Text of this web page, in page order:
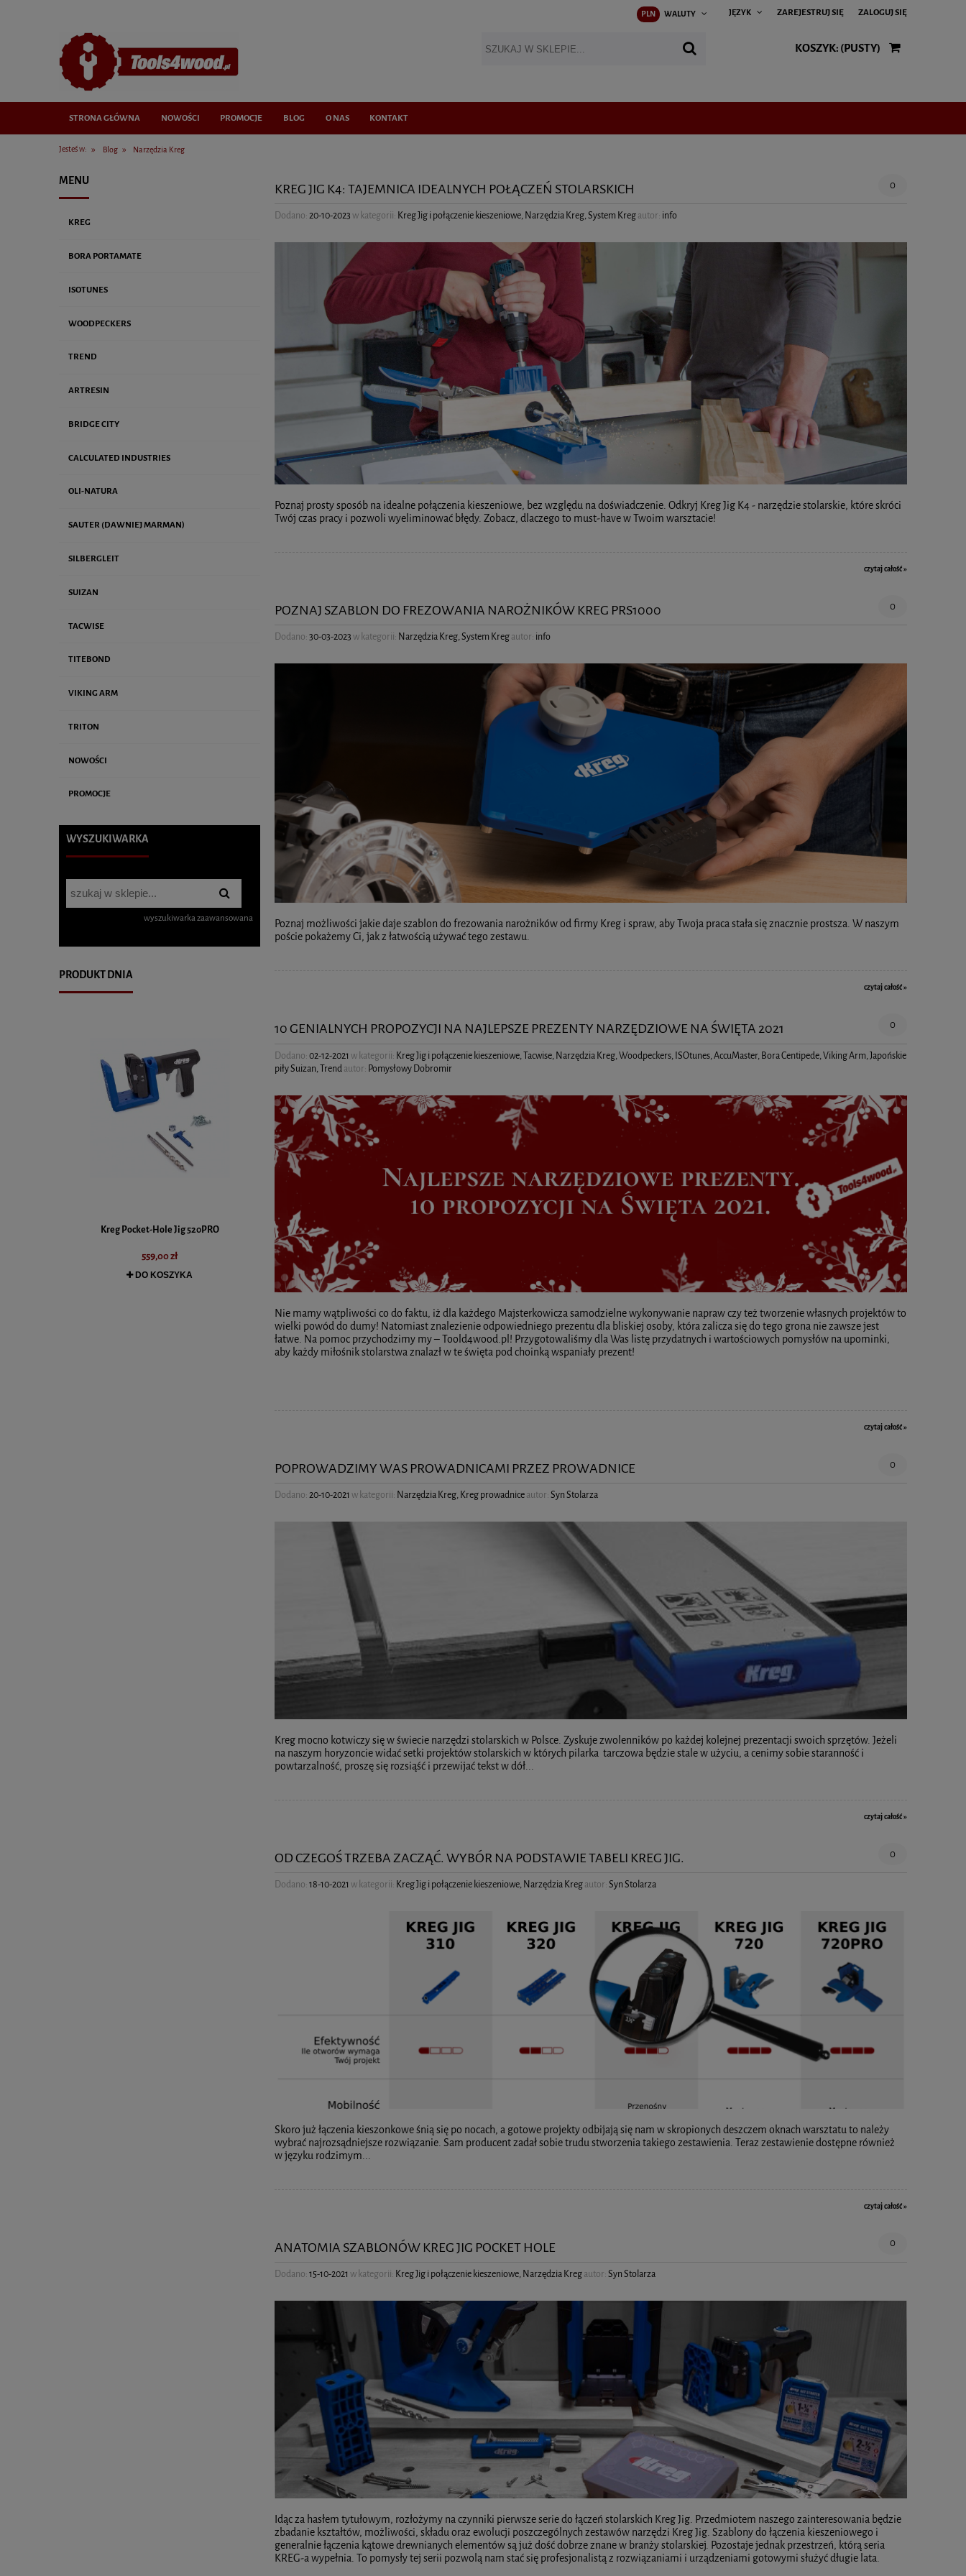
ZAREJESTRUJ SIĘ ZALOGUJ SIĘ
JĘZYK
PLN WALUTY
KOSZYK: (PUSTY)
STRONA GŁÓWNA NOWOŚCI PROMOCJE BLOG O NAS KONTAKT
Jesteś w: » Blog » Narzędzia Kreg
MENU
KREG
BORA PORTAMATE
ISOTUNES
WOODPECKERS
TREND
ARTRESIN
BRIDGE CITY
CALCULATED INDUSTRIES
OLI-NATURA
SAUTER (DAWNIEJ MARMAN)
SILBERGLEIT
SUIZAN
TACWISE
TITEBOND
VIKING ARM
TRITON
NOWOŚCI
PROMOCJE
WYSZUKIWARKA
wyszukiwarka zaawansowana
PRODUKT DNIA
Kreg Pocket-Hole Jig 520PRO
559,00 zł
DO KOSZYKA
Viking Arm | Ściski szybkomocujące | Podnośniki |
Walizka | Zestaw 2 szt.
2 499,00 zł
DO KOSZYKA DO KOSZYKA
Precyzyjna frezarka górnowrzecionowa 2400 W |
DO KOSZYKA
Suwmiarka
KREG JIG K4: TAJEMNICA IDEALNYCH POŁĄCZEŃ STOLARSKICH 0
Dodano:20-10-2023w kategorii: Kreg Jig i połączenie kieszeniowe,Narzędzia Kreg,System Kregautor: info
Poznaj prosty sposób na idealne połączenia kieszeniowe, bez względu na doświadczenie. Odkryj Kreg Jig K4 - narzędzie stolarskie, które skróci
Twój czas pracy i pozwoli wyeliminować błędy. Zobacz, dlaczego to must-have w Twoim warsztacie!
czytaj całość »
POZNAJ SZABLON DO FREZOWANIA NAROŻNIKÓW KREG PRS1000 0
Dodano:30-03-2023w kategorii: Narzędzia Kreg,System Kregautor: info
Poznaj możliwości jakie daje szablon do frezowania narożników od firmy Kreg i spraw, aby Twoja praca stała się znacznie prostsza. W naszym
poście pokażemy Ci, jak z łatwością używać tego zestawu.
czytaj całość »
10 GENIALNYCH PROPOZYCJI NA NAJLEPSZE PREZENTY NARZĘDZIOWE NA ŚWIĘTA 2021 0
Dodano:02-12-2021 w kategorii: Kreg Jig i połączenie kieszeniowe,Tacwise,Narzędzia Kreg,Woodpeckers,ISOtunes,AccuMaster,Bora Centipede,Viking Arm,Japońskie
piły Suizan,Trendautor: Pomysłowy Dobromir
Nie mamy wątpliwości co do faktu, iż dla każdego Majsterkowicza samodzielne wykonywanie napraw czy też tworzenie własnych projektów to
wielki powód do dumy! Natomiast znalezienie odpowiedniego prezentu dla bliskiej osoby, która zalicza się do tego grona nie zawsze jest
łatwe. Na pomoc przychodzimy my – Toold4wood.pl! Przygotowaliśmy dla Was listę przydatnych i wartościowych pomysłów na upominki,
aby każdy miłośnik stolarstwa znalazł w te święta pod choinką wspaniały prezent!
czytaj całość »
POPROWADZIMY WAS PROWADNICAMI PRZEZ PROWADNICE 0
Dodano:20-10-2021 w kategorii: Narzędzia Kreg,Kreg prowadniceautor:Syn Stolarza
Kreg mocno kotwiczy się w świecie narzędzi stolarskich w Polsce. Zyskuje zwolenników po każdej kolejnej prezentacji swoich sprzętów. Jeżeli
na naszym horyzoncie widać setki projektów stolarskich w których pilarka tarczowa będzie stale w użyciu, a cenimy sobie staranność i
powtarzalność, proszę się rozsiąść i przewijać tekst w dół...
czytaj całość »
OD CZEGOŚ TRZEBA ZACZĄĆ. WYBÓR NA PODSTAWIE TABELI KREG JIG. 0
Dodano:18-10-2021 w kategorii: Kreg Jig i połączenie kieszeniowe,Narzędzia Kregautor:Syn Stolarza
Skoro już łączenia kieszonkowe śnią się po nocach, a gotowe projekty odbijają się nam w skropionych deszczem oknach warsztatu to należy
wybrać najrozsądniejsze rozwiązanie. Sam producent zadał sobie trudu stworzenia takiego zestawienia. Teraz zestawienie dostępne również
w języku rodzimym...
czytaj całość »
ANATOMIA SZABLONÓW KREG JIG POCKET HOLE 0
Dodano:15-10-2021 w kategorii: Kreg Jig i połączenie kieszeniowe,Narzędzia Kregautor:Syn Stolarza
Idąc za hasłem tytułowym, rozłożymy na czynniki pierwsze serie do łączeń stolarskich Kreg Jig. Przedmiotem naszego zainteresowania będzie
zbadanie kształtów, możliwości, składu oraz ewolucji poszczególnych zestawów narzędzi Kreg Jig. Szablony do łączenia kieszeniowego i
generalnie łączenia kątowe drewnianych elementów są już dość dobrze znane w branży stolarskiej. Pozostaje jednak przestrzeń, którą seria
KREG-a wypełnia. To pomysły tej serii pozwolą nam stać się profesjonalistą z rozwiązaniami i urządzeniami gotowymi służyć długie lata.